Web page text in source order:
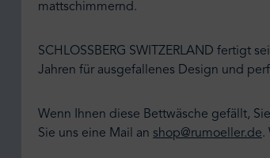
mattschimmernd.
SCHLOSSBERG SWITZERLAND fertigt
Jahren für ausgefallenes Design und
Wenn Ihnen diese Bettwäsche gefällt,
Sie uns eine Mail an shop@rumoeller.de.